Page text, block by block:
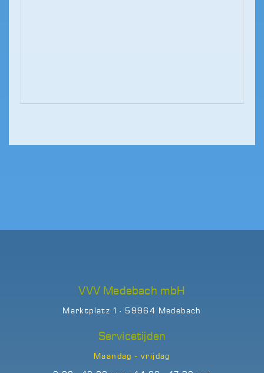
VVV Medebach mbH
Marktplatz 1 · 59964 Medebach
Servicetijden
Maandag - vrijdag